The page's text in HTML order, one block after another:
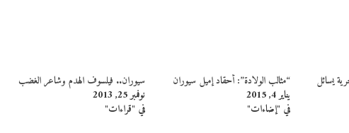
يسائل
“مثالب الولادة”: أحقاد إميل سيوران
يناير 4, 2015
في "إضاءات"
سيوران.. فيلسوف الهدم وشاعر الغضب
نوفمبر 25, 2013
في "قراءات"